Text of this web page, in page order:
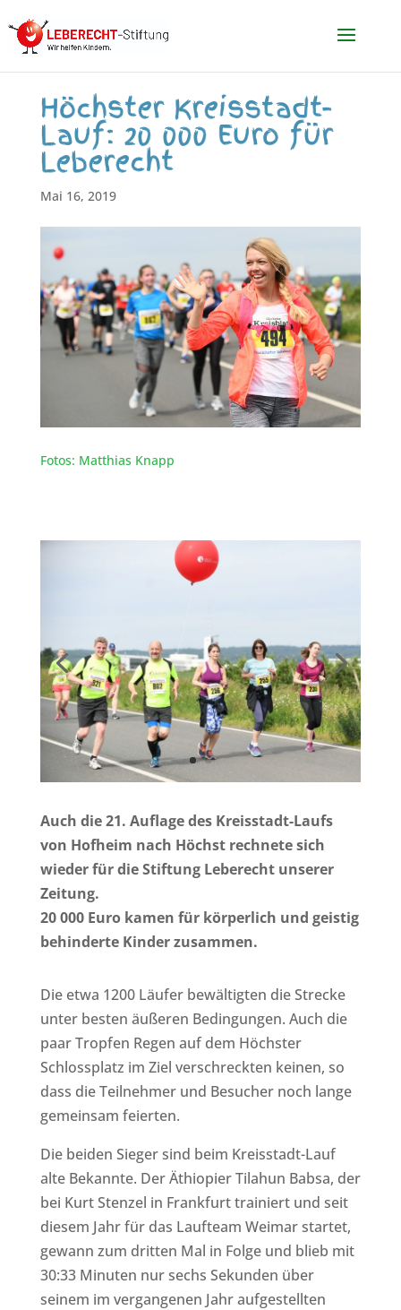
Höchster Kreisstadt-
Lauf: 20 000 Euro für
Leberecht
Mai 16, 2019
Fotos: Matthias Knapp
Auch die 21. Auflage des Kreisstadt-Laufs
von Hofheim nach Höchst rechnete sich
wieder für die Stiftung Leberecht unserer
Zeitung.
20 000 Euro kamen für körperlich und geistig
behinderte Kinder zusammen.
Die etwa 1200 Läufer bewältigten die Strecke
unter besten äußeren Bedingungen. Auch die
paar Tropfen Regen auf dem Höchster
Schlossplatz im Ziel verschreckten keinen, so
dass die Teilnehmer und Besucher noch lange
gemeinsam feierten.
Die beiden Sieger sind beim Kreisstadt-Lauf
alte Bekannte. Der Äthiopier Tilahun Babsa, der
bei Kurt Stenzel in Frankfurt trainiert und seit
diesem Jahr für das Laufteam Weimar startet,
gewann zum dritten Mal in Folge und blieb mit
30:33 Minuten nur sechs Sekunden über
seinem im vergangenen Jahr aufgestellten